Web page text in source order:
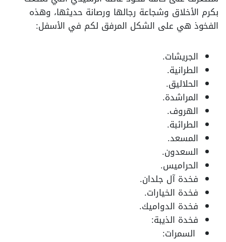
بكرم الأخلاق وشجاعة رجالها ورصانة حديثها، وهذه
الفخوذ هي على الشكل المرفق لكم في الأسفل:
الجريشات.
الطرانية.
الحلاليق.
المراشدة.
الهروف.
الطرائبة.
المسعد.
السعدون.
الحراميس.
فخدة آل جلدان.
فخدة الخيارات.
فخدة الدواميك.
فخدة الذيبة:
السمرات: